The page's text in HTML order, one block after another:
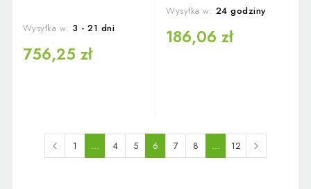
Wysyłka w: 3 - 21 dni
756,25 zł
Wysyłka w: 24 godziny
186,06 zł
1 ... 4 5 6 7 8 ... 12